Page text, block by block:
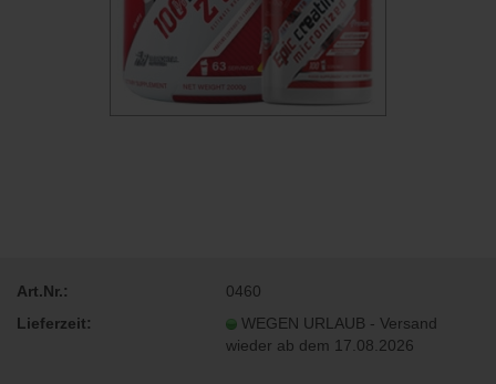
Art.Nr.:
0460
Lieferzeit:
WEGEN URLAUB - Versand
wieder ab dem 17.08.2026